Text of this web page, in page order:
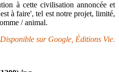
à cette civilisation annoncée et
à faire', tel est notre projet, limité,
/ animal.
Disponible sur Google, Éditions Vie.